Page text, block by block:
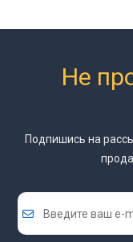
Не
Подпишись на